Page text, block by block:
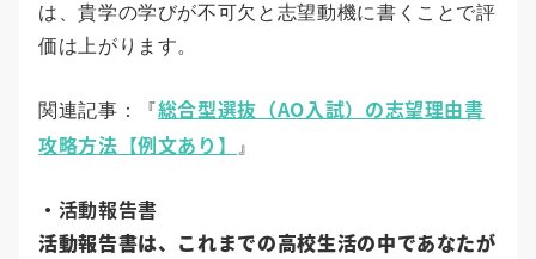
は、貴学の学びが不可欠と志望動機に書くことで評
価は上がります。
関連記事：『総合型選抜（AO入試）の志望理由書
攻略方法【例文あり】
』
・活動報告書
活動報告書は、これまでの高校生活の中であなたが